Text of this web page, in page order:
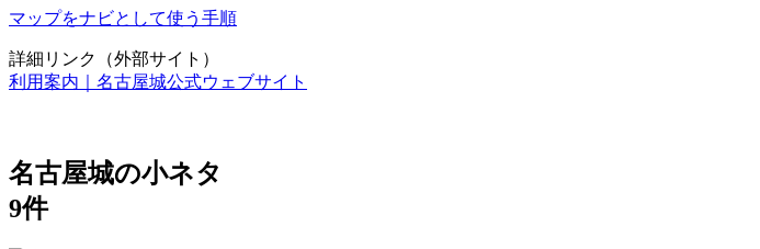
マップをナビとして使う手順
詳細リンク（外部サイト）
利用案内｜名古屋城公式ウェブサイト
名古屋城の小ネタ
9件